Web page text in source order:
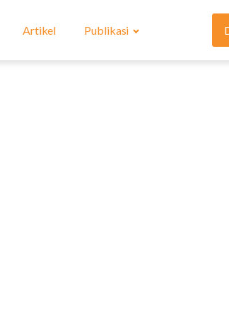
Artikel Publikasi